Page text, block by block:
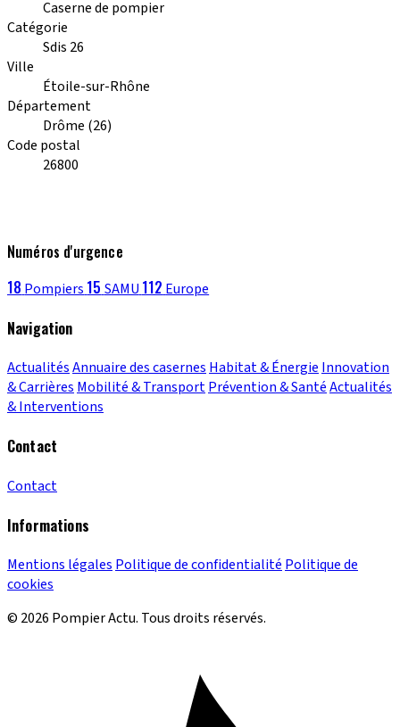
Caserne de pompier
Catégorie
Sdis 26
Ville
Étoile-sur-Rhône
Département
Drôme (26)
Code postal
26800
Numéros d'urgence
18 Pompiers 15 SAMU 112 Europe
Navigation
ActualitésAnnuaire des casernes Habitat & Énergie Innovation
& Carrières Mobilité & TransportPrévention & SantéActualités
& Interventions
Contact
Contact
Informations
Mentions légales Politique de confidentialité Politique de
cookies
© 2026 Pompier Actu. Tous droits réservés.